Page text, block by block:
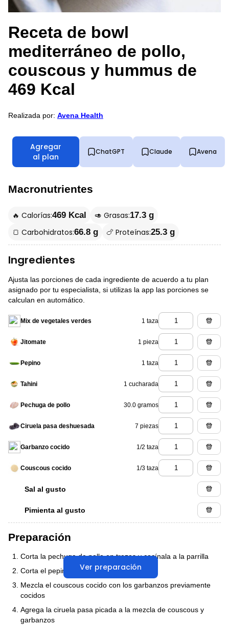
Receta de bowl
mediterráneo de pollo,
couscous y hummus de
469 Kcal
Realizada por: Avena Health
Agregar
al plan
ChatGPT Claude Avena
Macronutrientes
🔥 Calorías:469 Kcal 🥑 Grasas:17.3 g
🍞 Carbohidratos:66.8 g 🍗 Proteínas:25.3 g
Ingredientes
Ajusta las porciones de cada ingrediente de acuerdo a tu plan
asignado por tu especialista, si utilizas la app las porciones se
calculan en automático.
Mix de vegetales verdes 1 taza
Jitomate 1 pieza
Pepino 1 taza
Tahini 1 cucharada
Pechuga de pollo 30.0 gramos
Ciruela pasa deshuesada 7 piezas
Garbanzo cocido 1/2 taza
Couscous cocido 1/3 taza
Sal al gusto
Pimienta al gusto
Ver preparación
Preparación
Corta la pechuga de pollo en trozos y cocínala a la parrilla
Corta el pepino y el jitomate en cubos
Mezcla el couscous cocido con los garbanzos previamente
cocidos
Agrega la ciruela pasa picada a la mezcla de couscous y
garbanzos